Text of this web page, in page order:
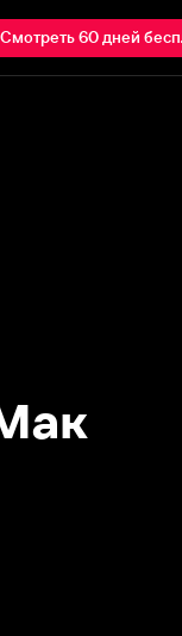
Смотреть 60 дней